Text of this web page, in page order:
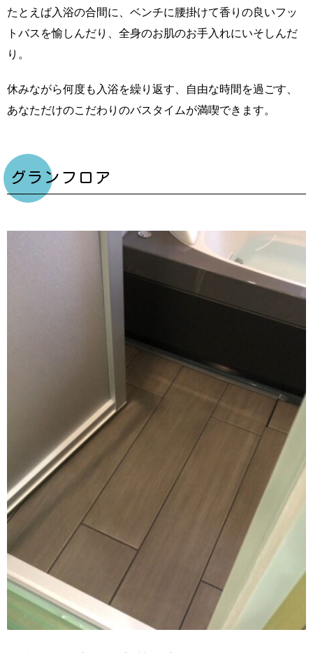
たとえば入浴の合間に、ベンチに腰掛けて香りの良いフッ
トバスを愉しんだり、全身のお肌のお手入れにいそしんだ
り。
休みながら何度も入浴を繰り返す、自由な時間を過ごす、
あなただけのこだわりのバスタイムが満喫できます。
グランフロア